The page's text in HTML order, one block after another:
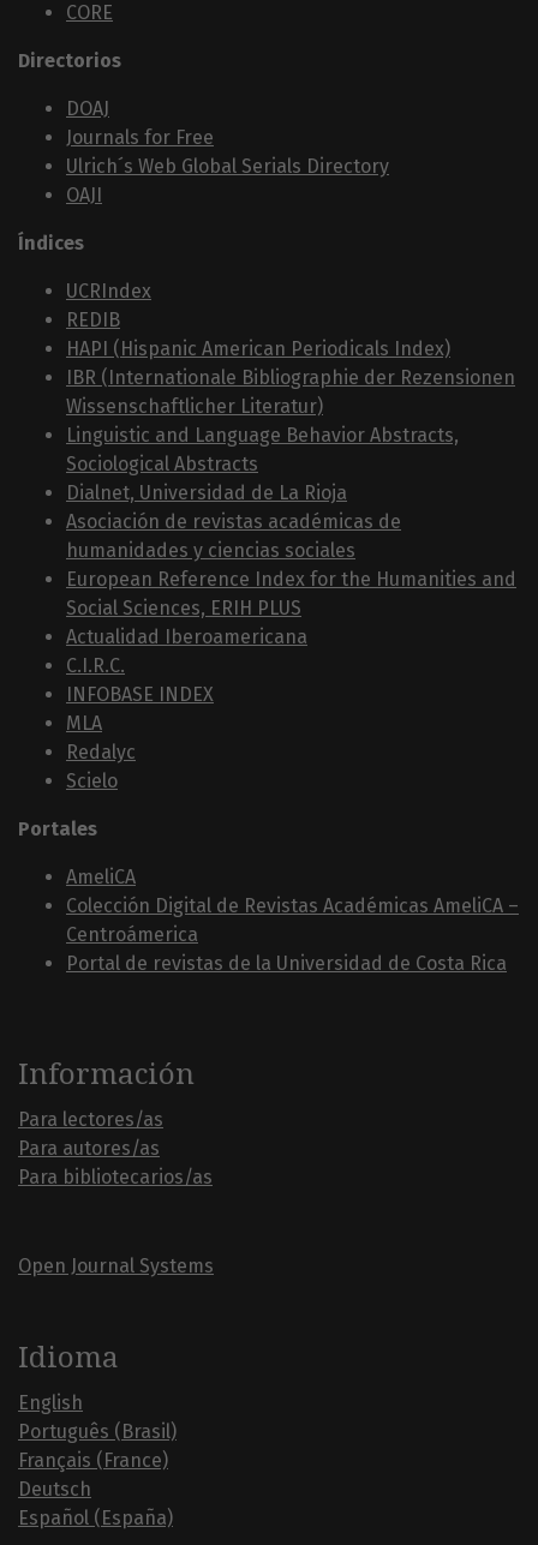
CORE
Directorios
DOAJ
Journals for Free
Ulrich´s Web Global Serials Directory
OAJI
Índices
UCRIndex
REDIB
HAPI (Hispanic American Periodicals Index)
IBR (Internationale Bibliographie der Rezensionen
Wissenschaftlicher Literatur)
Linguistic and Language Behavior Abstracts,
Sociological Abstracts
Dialnet, Universidad de La Rioja
Asociación de revistas académicas de
humanidades y ciencias sociales
European Reference Index for the Humanities and
Social Sciences, ERIH PLUS
Actualidad Iberoamericana
C.I.R.C.
INFOBASE INDEX
MLA
Redalyc
Scielo
Portales
AmeliCA
Colección Digital de Revistas Académicas AmeliCA –
Centroámerica
Portal de revistas de la Universidad de Costa Rica
Información
Para lectores/as
Para autores/as
Para bibliotecarios/as
Open Journal Systems
Idioma
English
Português (Brasil)
Français (France)
Deutsch
Español (España)